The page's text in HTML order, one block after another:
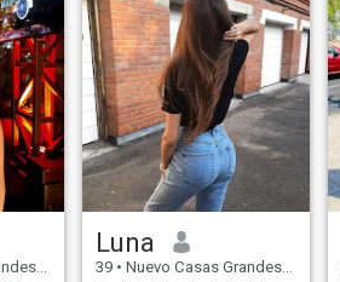
Mexiko
Luna
39 • Nuevo Casas Grandes, Chihuahua, Mexiko